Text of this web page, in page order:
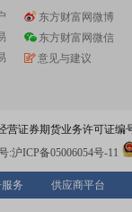
东方财富网微博
东方财富网微信
意见与建议
证券期货业务许可证编
:沪ICP备05006054号-11
务 供应商平台